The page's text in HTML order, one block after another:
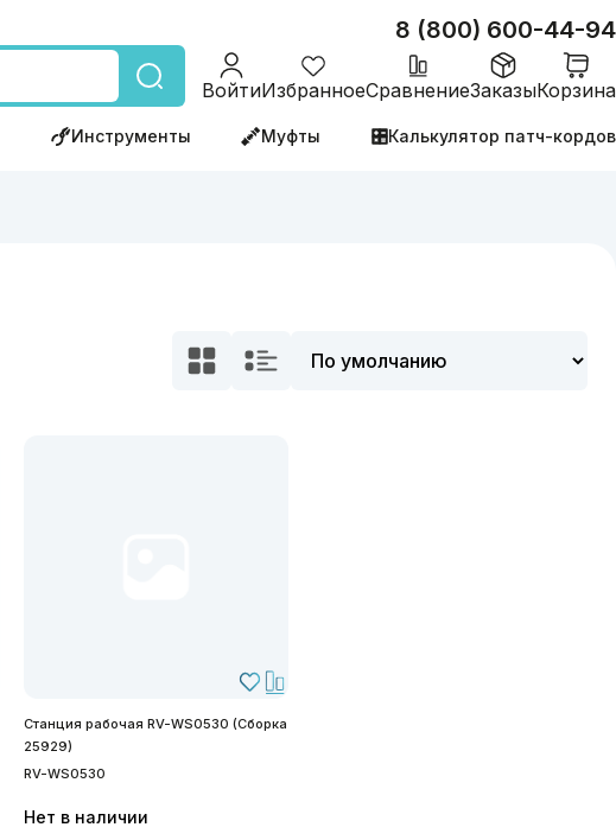
8 (800) 600-44-94
ВойтиИзбранноеСравнениеЗаказыКорзина
Инструменты Муфты Калькулятор патч-кордов
Станция рабочая RV-WS0530 (Сборка
25929)
RV-WS0530
Нет в наличии